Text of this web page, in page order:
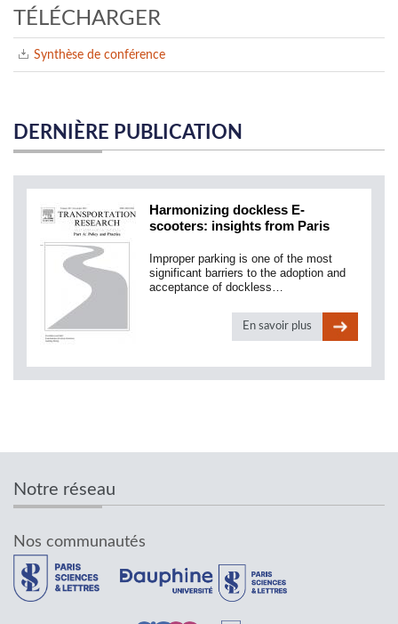
TÉLÉCHARGER
Synthèse de conférence
DERNIÈRE PUBLICATION
Harmonizing dockless E-
scooters: insights from Paris
Improper parking is one of the most
significant barriers to the adoption and
acceptance of dockless…
En savoir plus
Notre réseau
Nos communautés